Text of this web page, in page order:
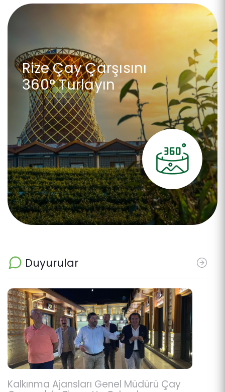
Rize Çay Çarşısını
360° Turlayın
Duyurular
Kalkınma Ajansları Genel Müdürü Çay